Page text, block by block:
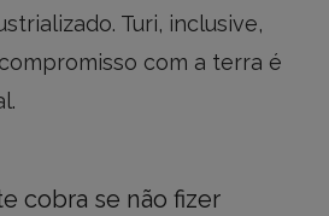
Turi, inclusive,
com a terra é
cobra se não fizer